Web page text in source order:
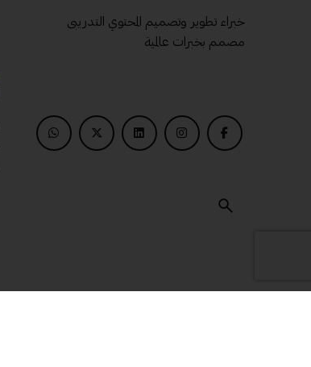
خبراء تطوير وتصميم المحتوي التدريبى
مصمم بخبرات عالمية